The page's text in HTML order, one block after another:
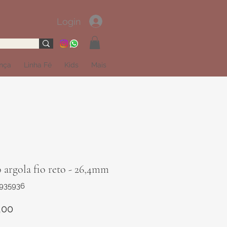
Login
Linha Fé Kids Mais
argola fio reto - 26,4mm